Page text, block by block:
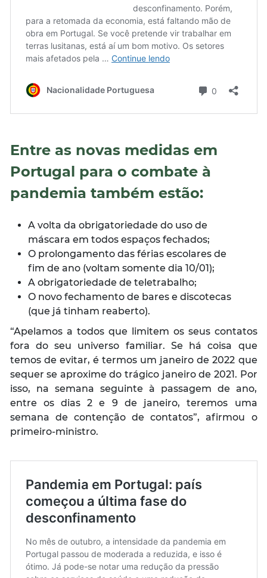
Entre as novas medidas em
Portugal para o combate à
pandemia também estão:
A volta da obrigatoriedade do uso de
máscara em todos espaços fechados;
O prolongamento das férias escolares de
fim de ano (voltam somente dia 10/01);
A obrigatoriedade de teletrabalho;
O novo fechamento de bares e discotecas
(que já tinham reaberto).
“Apelamos a todos que limitem os seus contatos
fora do seu universo familiar. Se há coisa que
temos de evitar, é termos um janeiro de 2022 que
sequer se aproxime do trágico janeiro de 2021. Por
isso, na semana seguinte à passagem de ano,
entre os dias 2 e 9 de janeiro, teremos uma
semana de contenção de contatos”, afirmou o
primeiro-ministro.